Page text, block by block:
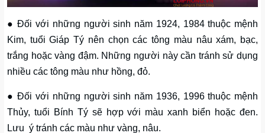
● Đối với những người sinh năm 1924, 1984 thuộc mệnh
Kim, tuổi Giáp Tý nên chọn các tông màu nâu xám, bạc,
trắng hoặc vàng đậm. Những người này cần tránh sử dụng
nhiều các tông màu như hồng, đỏ.
● Đối với những người sinh năm 1936, 1996 thuộc mệnh
Thủy, tuổi Bính Tý sẽ hợp với màu xanh biển hoặc đen.
Lưu ý tránh các màu như vàng, nâu.